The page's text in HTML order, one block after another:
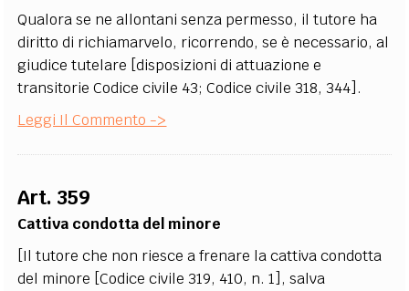
Qualora se ne allontani senza permesso, il tutore ha
diritto di richiamarvelo, ricorrendo, se è necessario, al
giudice tutelare [disposizioni di attuazione e
transitorie Codice civile 43; Codice civile 318, 344].
Leggi Il Commento ->
Art. 359
Cattiva condotta del minore
[Il tutore che non riesce a frenare la cattiva condotta
del minore [Codice civile 319, 410, n. 1], salva